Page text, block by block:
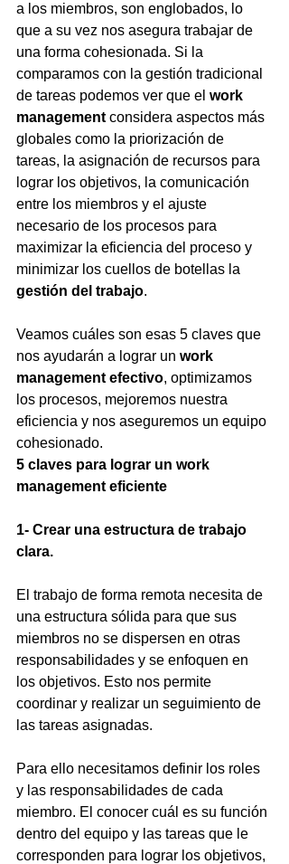
a los miembros, son englobados, lo
que a su vez nos asegura trabajar de
una forma cohesionada. Si la
comparamos con la gestión tradicional
de tareas podemos ver que el work
management considera aspectos más
globales como la priorización de
tareas, la asignación de recursos para
lograr los objetivos, la comunicación
entre los miembros y el ajuste
necesario de los procesos para
maximizar la eficiencia del proceso y
minimizar los cuellos de botellas la
gestión del trabajo.
Veamos cuáles son esas 5 claves que
nos ayudarán a lograr un work
management efectivo, optimizamos
los procesos, mejoremos nuestra
eficiencia y nos aseguremos un equipo
cohesionado.
5 claves para lograr un work
management eficiente
1- Crear una estructura de trabajo
clara.
El trabajo de forma remota necesita de
una estructura sólida para que sus
miembros no se dispersen en otras
responsabilidades y se enfoquen en
los objetivos. Esto nos permite
coordinar y realizar un seguimiento de
las tareas asignadas.
Para ello necesitamos definir los roles
y las responsabilidades de cada
miembro. El conocer cuál es su función
dentro del equipo y las tareas que le
corresponden para lograr los objetivos,